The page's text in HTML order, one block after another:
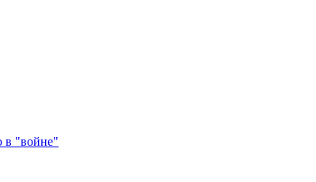
в "войне"